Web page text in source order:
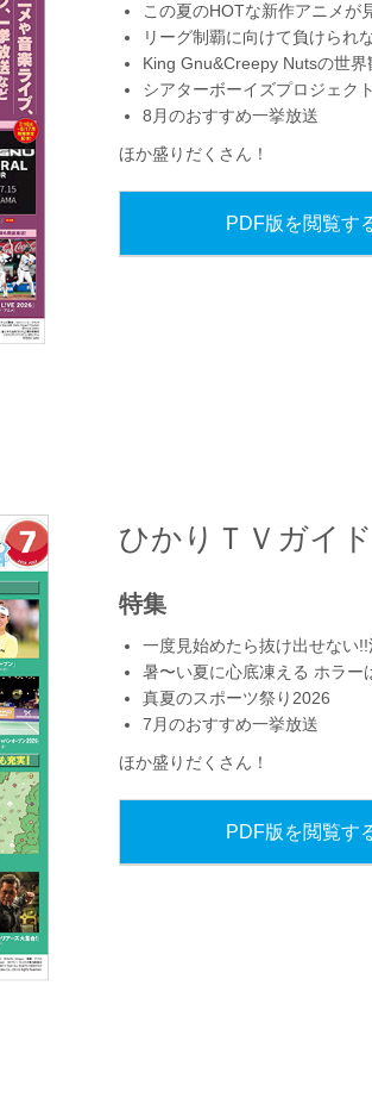
この夏のHOTな新作アニメが
リーグ制覇に向けて負けられ
King Gnu&Creepy Nutsの世
シアターボーイズプロジェク
8月のおすすめ一挙放送
ほか盛りだくさん！
PDF版を閲覧す
ひかりＴＶガイ
特集
一度見始めたら抜け出せない!!
暑〜い夏に心底凍える ホラー
真夏のスポーツ祭り2026
7月のおすすめ一挙放送
ほか盛りだくさん！
PDF版を閲覧す